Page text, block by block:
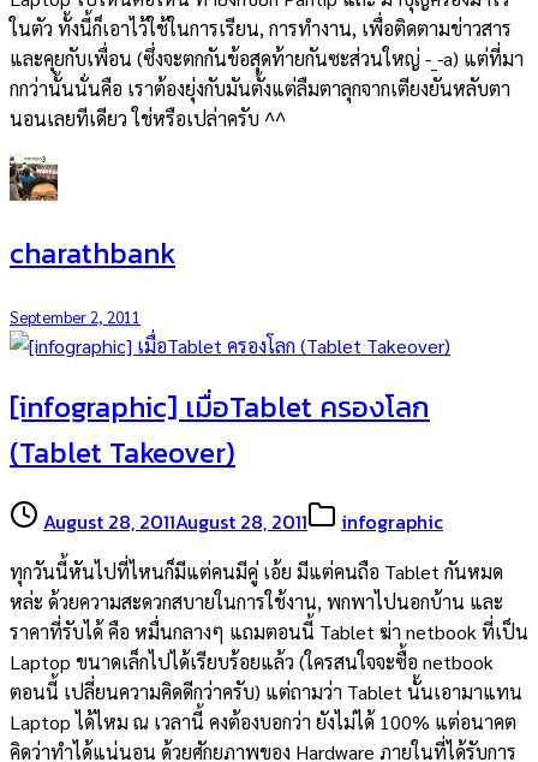
ในตัว ทั้งนี้ก็เอาไว้ใช้ในการเรียน, การทำงาน, เพื่อติดตามข่าวสาร
และคุยกับเพื่อน (ซึ่งจะตกกันข้อสุดท้ายกันซะส่วนใหญ่ -_-a) แต่ที่มา
กกว่านั้นนั่นคือ เราต้องยุ่งกับมันตั้งแต่ลืมตาลุกจากเตียงยันหลับตา
นอนเลยทีเดียว ใช่หรือเปล่าครับ ^^
charathbank
September 2, 2011
[infographic] เมื่อTablet ครองโลก
(Tablet Takeover)
August 28, 2011August 28, 2011 infographic
ทุกวันนี้หันไปที่ไหนก็มีแต่คนมีคู่ เอ้ย มีแต่คนถือ Tablet กันหมด
หล่ะ ด้วยความสะดวกสบายในการใช้งาน, พกพาไปนอกบ้าน และ
ราคาที่รับได้ คือ หมื่นกลางๆ แถมตอนนี้ Tablet ฆ่า netbook ที่เป็น
Laptop ขนาดเล็กไปได้เรียบร้อยแล้ว (ใครสนใจจะซื้อ netbook
ตอนนี้ เปลี่ยนความคิดดีกว่าครับ) แต่ถามว่า Tablet นั้นเอามาแทน
Laptop ได้ไหม ณ เวลานี้ คงต้องบอกว่า ยังไม่ได้ 100% แต่อนาคต
คิดว่าทำได้แน่นอน ด้วยศักยภาพของ Hardware ภายในที่ได้รับการ